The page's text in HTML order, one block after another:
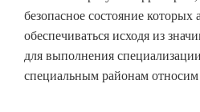
безопасное состояние
обеспечиваться исходя из
для выполнения
специальным районам